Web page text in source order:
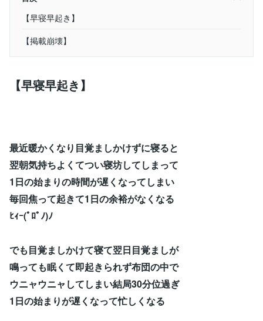
【早寝早起き】
【掲載崩壊】
【早寝早起き】
最近暖かくなり目覚ましかけずに寝ると
翌朝気持ちよくてつい寝坊してしまって
1日の始まりの時間が遅くなってしまい
毎回焦って起きて1日の余裕がなくなる
ﾋｨｰ(ﾟﾛﾟﾉ)ﾉ
でも目覚ましかけて寝て翌日目覚ましが
鳴っても眠くて即起きられず布団の中で
ウニャウニャしてしまい結局30分位過ぎ
1日の始まりが遅くなって忙しくなる